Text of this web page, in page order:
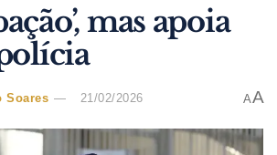
mas apoia
Soares 21/02/2026 AA